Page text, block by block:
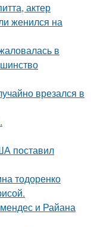
актер
женился на
в
врезался в
поставил
тодоренко
и Райана